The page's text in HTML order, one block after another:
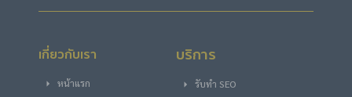
เกี่ยวกับเรา
หน้าแรก
บริการ
รับทำ SEO